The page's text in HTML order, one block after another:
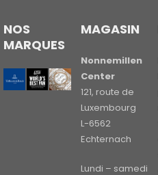
NOS
MARQUES
MAGASIN
Nonnemillen
Center
121, route de
Luxembourg
L-6562
Echternach
Lundi – samedi